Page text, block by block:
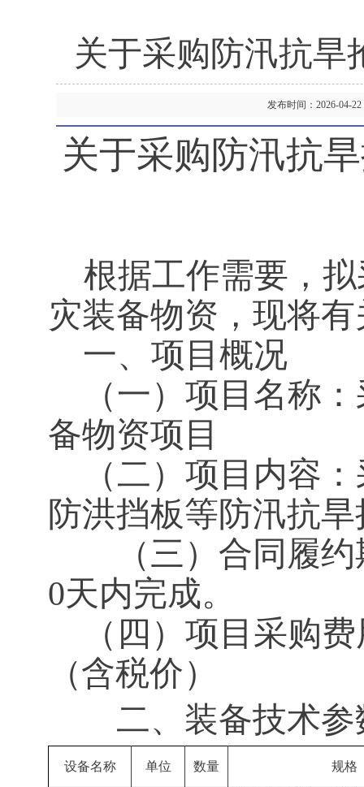
关于采购防汛抗旱
发布时间：2026-
关于采购防汛抗
根据工作需要，拟
灾装备物资，现将
一、项目概况
（一）项目名称
备物资项目
（二）项目内容
防洪挡板等防汛抗
（三）合同履约
0天内完成。
（四）项目采购
（含税价）
二、装备技术
设备名称 单位 数量 规格